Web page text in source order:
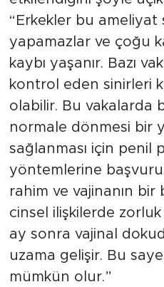
“Erkekler bu ameliyat
yapamazlar ve çoğu
kaybı yaşanır. Bazı
kontrol eden sinirleri
olabilir. Bu vakalarda
normale dönmesi bir
sağlanması için penil
yöntemlerine
rahim ve vajinanın bir
cinsel ilişkilerde
ay sonra vajinal
uzama gelişir. Bu
mümkün olur.”